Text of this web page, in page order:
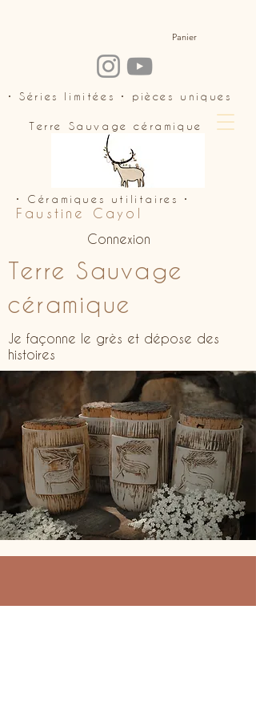
Panier
• Céramiques utilitaires •
Terre Sauvage
céramique
Faustine Cayol
Connexion
Terre Sauvage céramique
Je façonne le grès et dépose des
histoires
• Séries limitées • pièces uniques